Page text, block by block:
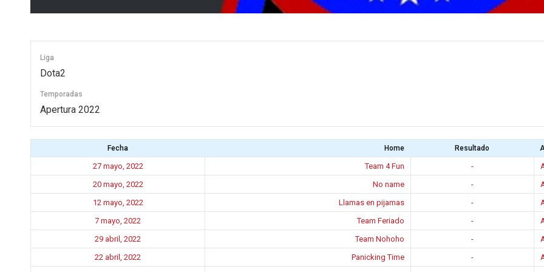
Liga
Dota2
Temporadas
Apertura 2022
Fecha Home Resultado
27 mayo, 2022 Team 4 Fun -
20 mayo, 2022
No name -
12 mayo, 2022
Llamas en pijamas -
7 mayo, 2022
Team Feriado -
29 abril, 2022
Team Nohoho -
22 abril, 2022
Panicking Time -